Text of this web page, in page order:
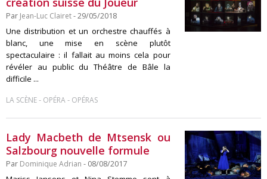
Par Jean-Luc Clairet- 29/05/2018
Une distribution et un orchestre chauffés à
blanc, une mise en scène plutôt
spectaculaire : il fallait au moins cela pour
révéler au public du Théâtre de Bâle la
difficile ...
LA SCÈNE- OPÉRA- OPÉRAS
Lady Macbeth de Mtsensk ou
Salzbourg nouvelle formule
Par Dominique Adrian - 08/08/2017